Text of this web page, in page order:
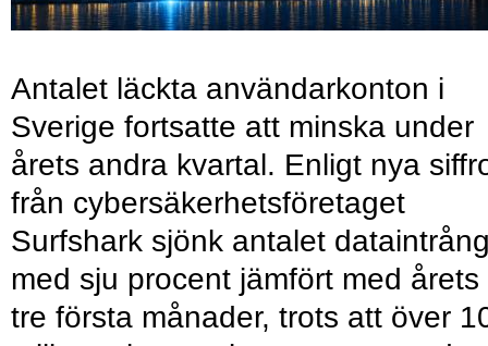
Antalet läckta användarkonton i
Sverige fortsatte att minska under
årets andra kvartal. Enligt nya
från cybersäkerhetsföretaget
Surfshark sjönk antalet
med sju procent jämfört med årets
tre första månader, trots att över